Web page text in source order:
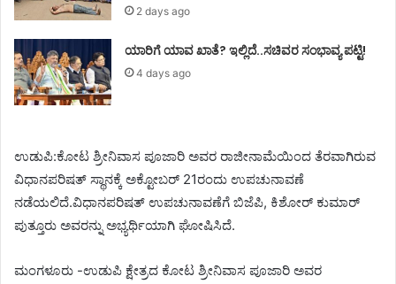
2 days ago
ಯಾರಿಗೆ ಯಾವ ಖಾತೆ? ಇಲ್ಲಿದೆ..ಸಚಿವರ ಸಂಭಾವ್ಯ ಪಟ್ಟಿ!
4 days ago
ಉಡುಪಿ:ಕೋಟ ಶ್ರೀನಿವಾಸ ಪೂಜಾರಿ ಅವರ ರಾಜೀನಾಮೆಯಿಂದ ತೆರವಾಗಿರುವ
ವಿಧಾನಪರಿಷತ್ ಸ್ಥಾನಕ್ಕೆ ಅಕ್ಟೋಬರ್ 21ರಂದು ಉಪಚುನಾವಣೆ
ನಡೆಯಲಿದೆ.ವಿಧಾನಪರಿಷತ್ ಉಪಚುನಾವಣೆಗೆ ಬಿಜೆಪಿ, ಕಿಶೋರ್ ಕುಮಾರ್
ಪುತ್ತೂರು ಅವರನ್ನು ಅಭ್ಯರ್ಥಿಯಾಗಿ ಘೋಷಿಸಿದೆ.
ಮಂಗಳೂರು -ಉಡುಪಿ ಕ್ಷೇತ್ರದ ಕೋಟ ಶ್ರೀನಿವಾಸ ಪೂಜಾರಿ ಅವರ